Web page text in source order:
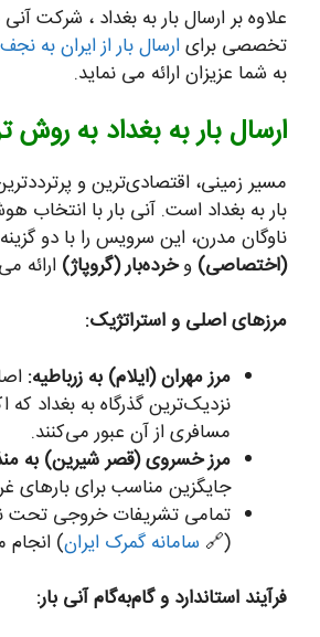
علاوه بر ارسال بار به بغداد ، شرکت
تخصصی برایارسال بار از ایران به نجف
به شما عزیزان ارائه می نماید.
ارسال بار به بغداد به روش
مسیر زمینی، اقتصادی‌ترین و
بار به بغداد است. آنی بار با انتخاب
ناوگان مدرن، این سرویس را با دو
(اختصاصی) وخرده‌بار (گروپاژ) ارائه
مرزهای اصلی و استراتژیک:
مرز مهران (ایلام) به زرباطیه:
نزدیک‌ترین گذرگاه به بغداد که
مسافری از آن عبور می‌کنند.
مرز خسروی (قصر شیرین) به
جایگزین مناسب برای بارهای
تمامی تشریفات خروجی تحت
(🔗 سامانه گمرک ایران)
فرآیند استاندارد و گام‌به‌گام آنی بار: